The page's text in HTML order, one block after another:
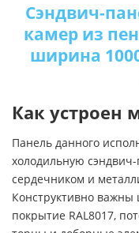
Сэндвич-
камер из
ширина
Как устроен
Панель данного
холодильную
сердечником и
Конструктивно
покрытие RAL8017,